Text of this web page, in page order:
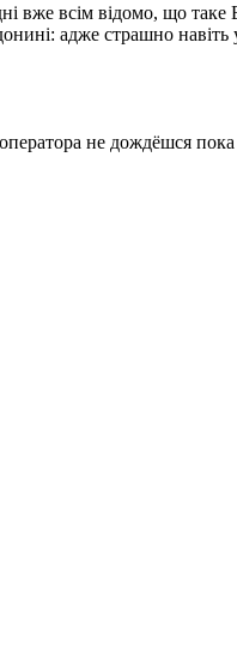
вже всім відомо, що
адже страшно навіть
не дождёшся пока